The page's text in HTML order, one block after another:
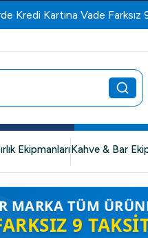
Kredi Kartına Vade Farksız
EkipmanlarıKahve & Bar
MARKA TÜM
9